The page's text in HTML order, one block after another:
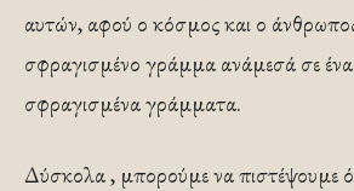
αυτών, αφού ο κόσμος και ο άνθρωπος
σφραγισμένο γράμμα ανάμεσά σε
σφραγισμένα γράμματα.
Δύσκολα , μπορούμε να πιστέψουμε